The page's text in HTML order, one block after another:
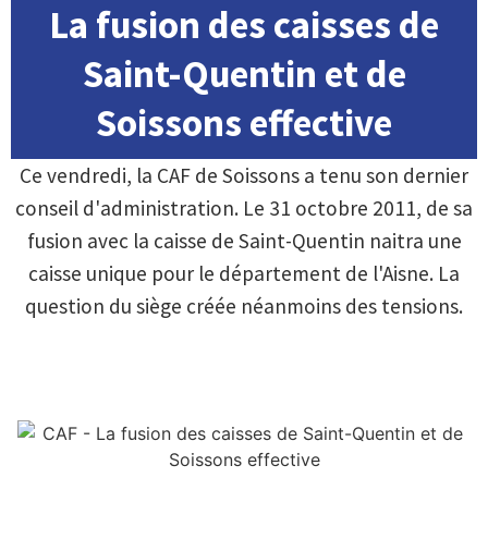
La fusion des caisses de
Saint-Quentin et de
Soissons effective
Ce vendredi, la CAF de Soissons a tenu son dernier
conseil d'administration. Le 31 octobre 2011, de sa
fusion avec la caisse de Saint-Quentin naitra une
caisse unique pour le département de l'Aisne. La
question du siège créée néanmoins des tensions.